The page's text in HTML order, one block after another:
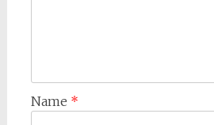
Name *